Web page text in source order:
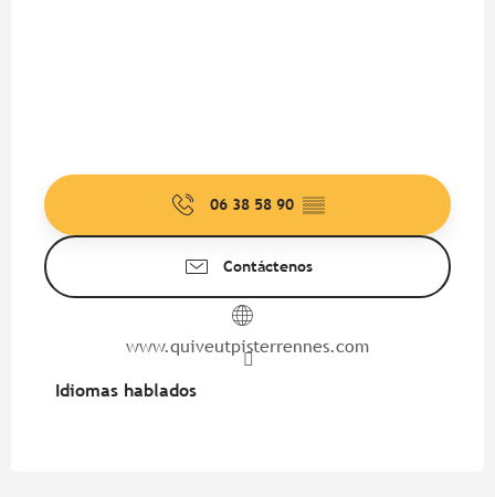
06 38 58 90 ▒▒
Contáctenos
www.quiveutpisterrennes.com
Idiomas hablados
Idiomas hablados